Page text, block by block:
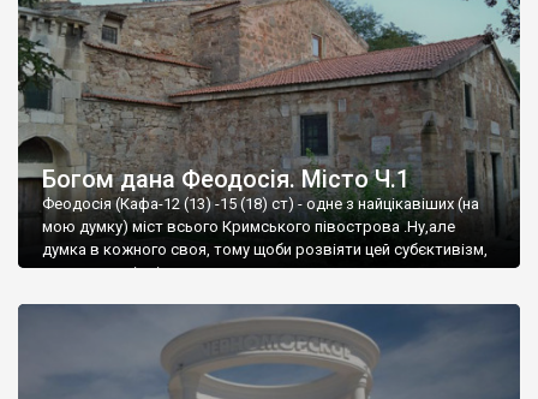
Богом дана Феодосія. Місто Ч.1
Феодосія (Кафа-12 (13) -15 (18) ст) - одне з найцікавіших (на
мою думку) міст всього Кримського півострова .Ну,але
думка в кожного своя, тому щоби розвіяти цей субєктивізм,
запрошую відвідати це